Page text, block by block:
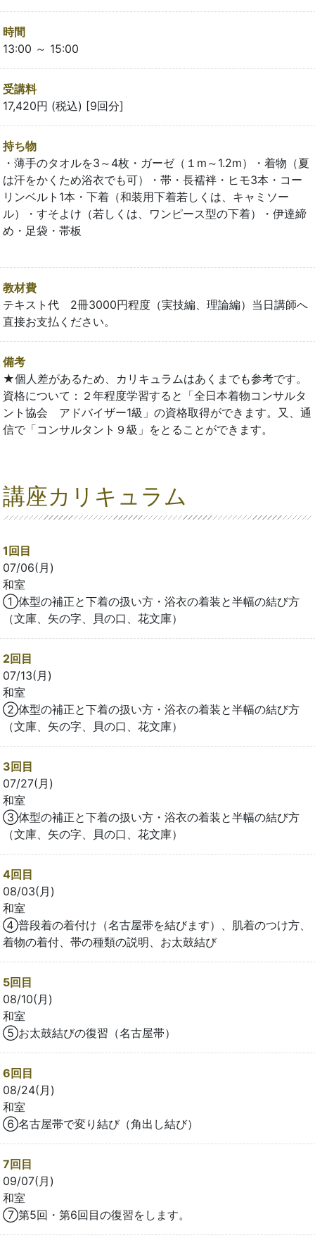
時間
13:00 ～ 15:00
受講料
17,420円 (税込) [9回分]
持ち物
・薄手のタオルを3～4枚・ガーゼ（１m～1.2m）・着物（夏
は汗をかくため浴衣でも可）・帯・長襦袢・ヒモ3本・コー
リンベルト1本・下着（和装用下着若しくは、キャミソー
ル）・すそよけ（若しくは、ワンピース型の下着）・伊達締
め・足袋・帯板
教材費
テキスト代 2冊3000円程度（実技編、理論編）当日講師へ
直接お支払ください。
備考
★個人差があるため、カリキュラムはあくまでも参考です。
資格について：２年程度学習すると「全日本着物コンサルタ
ント協会 アドバイザー1級」の資格取得ができます。又、通
信で「コンサルタント９級」をとることができます。
講座カリキュラム
1回目
07/06(月)
和室
①体型の補正と下着の扱い方・浴衣の着装と半幅の結び方
（文庫、矢の字、貝の口、花文庫）
2回目
07/13(月)
和室
②体型の補正と下着の扱い方・浴衣の着装と半幅の結び方
（文庫、矢の字、貝の口、花文庫）
3回目
07/27(月)
和室
③体型の補正と下着の扱い方・浴衣の着装と半幅の結び方
（文庫、矢の字、貝の口、花文庫）
4回目
08/03(月)
和室
④普段着の着付け（名古屋帯を結びます）、肌着のつけ方、
着物の着付、帯の種類の説明、お太鼓結び
5回目
08/10(月)
和室
⑤お太鼓結びの復習（名古屋帯）
6回目
08/24(月)
和室
⑥名古屋帯で変り結び（角出し結び）
7回目
09/07(月)
和室
⑦第5回・第6回目の復習をします。